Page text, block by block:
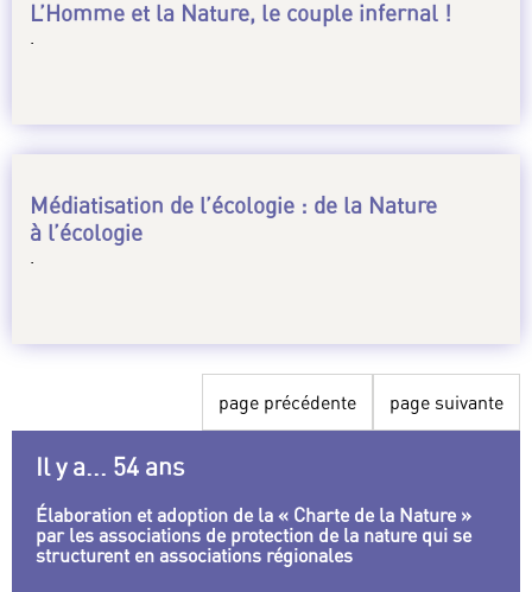
L’Homme et la Nature, le couple infernal !
.
Médiatisation de l’écologie : de la Nature
à l’écologie
.
page précédente page suivante
Il y a... 54 ans
Élaboration et adoption de la « Charte de la Nature »
par les associations de protection de la nature qui se
structurent en associations régionales